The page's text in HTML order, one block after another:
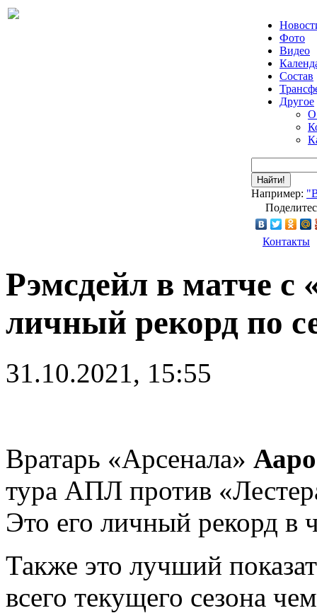
Фото
Видео
Состав
Другое
О
Найти!
Например:
Контакты
Рэмсдейл в матче с
личный рекорд по
31.10.2021, 15:55
Вратарь «Арсенала»
тура АПЛ против
Это его личный рекорд в
Также это лучший
всего текущего сезона